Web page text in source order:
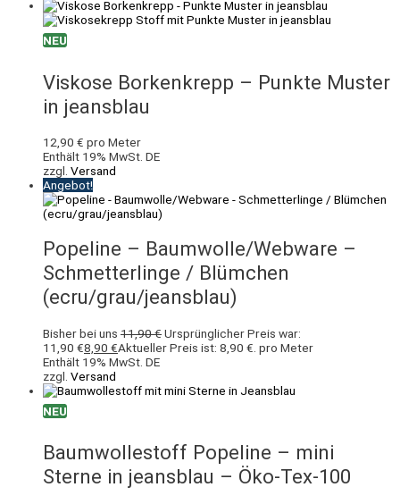
NEU
Viskose Borkenkrepp – Punkte Muster
in jeansblau
12,90 € pro Meter
Enthält 19% MwSt. DE
zzgl. Versand
Angebot!
Popeline – Baumwolle/Webware –
Schmetterlinge / Blümchen
(ecru/grau/jeansblau)
Bisher bei uns 11,90€Ursprünglicher Preis war:
11,90 €8,90 €Aktueller Preis ist: 8,90 €. pro Meter
Enthält 19% MwSt. DE
zzgl. Versand
NEU
Baumwollestoff Popeline – mini
Sterne in jeansblau – Öko-Tex-100